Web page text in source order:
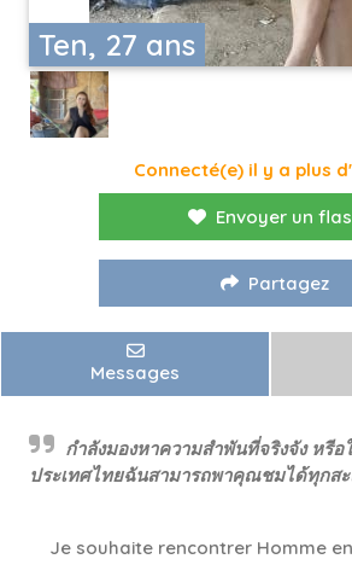
Ten, 27 ans
Connecté(e) il y a plus
Envoyer un
Partagez
Messages
กำลังมองหาความสำพันที่จริงจัง หรีอ
ประเทศไทยฉันสามารถพาคุณชมได้ทุกส
Je souhaite rencontrer Homme